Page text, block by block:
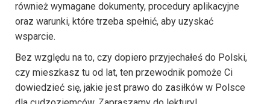
również wymagane dokumenty, procedury aplikacyjne
oraz warunki, które trzeba spełnić, aby uzyskać
wsparcie.
Bez względu na to, czy dopiero przyjechałeś do Polski,
czy mieszkasz tu od lat, ten przewodnik pomoże Ci
dowiedzieć się, jakie jest prawo do zasiłków w Polsce